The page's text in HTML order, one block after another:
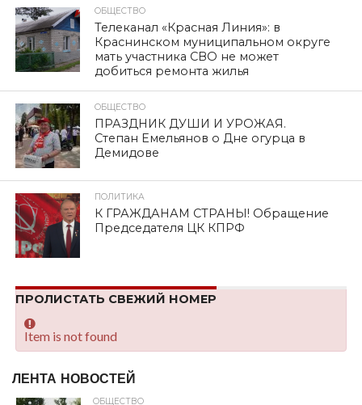
ОБЩЕСТВО
Телеканал «Красная Линия»: в
Краснинском муниципальном округе
мать участника СВО не может
добиться ремонта жилья
ОБЩЕСТВО
ПРАЗДНИК ДУШИ И УРОЖАЯ.
Степан Емельянов о Дне огурца в
Демидове
ПОЛИТИКА
К ГРАЖДАНАМ СТРАНЫ! Обращение
Председателя ЦК КПРФ
ПРОЛИСТАТЬ СВЕЖИЙ НОМЕР
Item is not found
ЛЕНТА НОВОСТЕЙ
ОБЩЕСТВО